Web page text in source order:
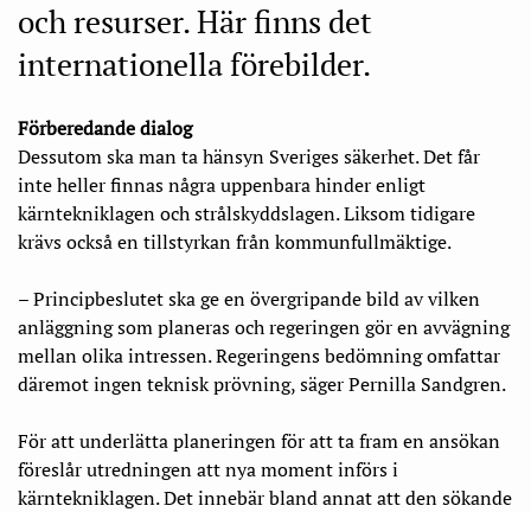
och resurser. Här finns det
internationella förebilder.
Förberedande dialog
Dessutom ska man ta hänsyn Sveriges säkerhet. Det får
inte heller finnas några uppenbara hinder enligt
kärntekniklagen och strålskyddslagen. Liksom tidigare
krävs också en tillstyrkan från kommunfullmäktige.
– Principbeslutet ska ge en övergripande bild av vilken
anläggning som planeras och regeringen gör en avvägning
mellan olika intressen. Regeringens bedömning omfattar
däremot ingen teknisk prövning, säger Pernilla Sandgren.
För att underlätta planeringen för att ta fram en ansökan
föreslår utredningen att nya moment införs i
kärntekniklagen. Det innebär bland annat att den sökande